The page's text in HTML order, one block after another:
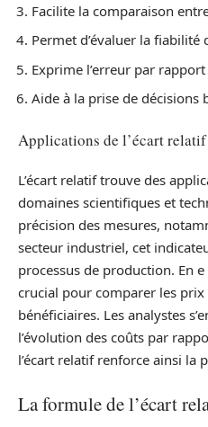
Facilite la comparaison
Permet d’évaluer la fiabilité
Exprime l’erreur par
Aide à la prise de décisions
Applications de l’écart relatif
L’écart relatif trouve des
domaines scientifiques et
précision des mesures,
secteur industriel, cet
processus de production. En
crucial pour comparer les
bénéficiaires. Les analystes
l’évolution des coûts par
l’écart relatif renforce ainsi la
La formule de l’écart